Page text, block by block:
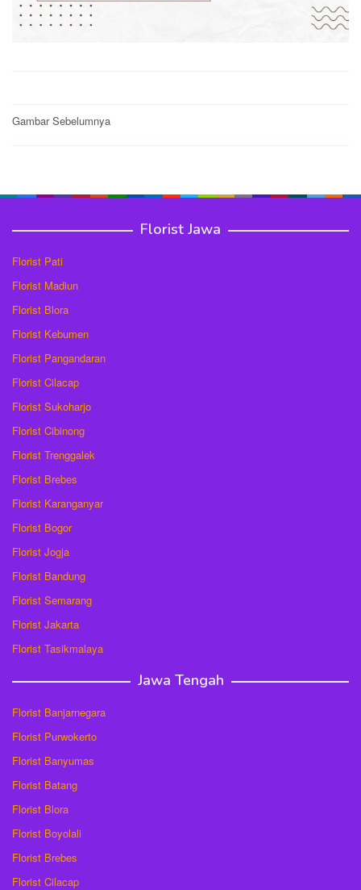
Post
Gambar Sebelumnya
Florist Jawa
Florist Pati
Florist Madiun
Florist Blora
Florist Kebumen
Florist Pangandaran
Florist Cilacap
Florist Sukoharjo
Florist Cibinong
Florist Trenggalek
Florist Brebes
Florist Karanganyar
Florist Bogor
Florist Jogja
Florist Bandung
Florist Semarang
Florist Jakarta
Florist Tasikmalaya
Jawa Tengah
Florist Banjarnegara
Florist Purwokerto
Florist Banyumas
Florist Batang
Florist Blora
Florist Boyolali
Florist Brebes
Florist Cilacap